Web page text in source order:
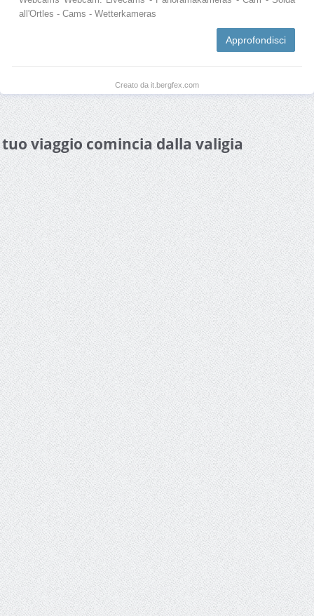
all'Ortles - Cams - Wetterkameras
Approfondisci
Creato da it.bergfex.com
viaggio comincia dalla valigia